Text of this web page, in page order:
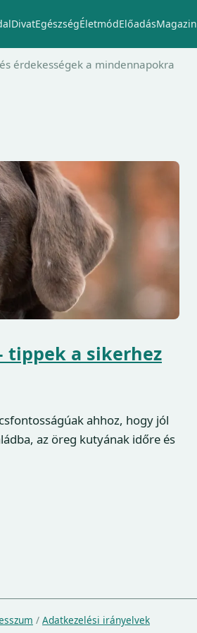
DivatEgészségÉletmódElőadásMagazin
érdekességek a mindennapokra
tippek a sikerhez
ahhoz, hogy jól
az öreg kutyának időre és
/ Adatkezelési irányelvek